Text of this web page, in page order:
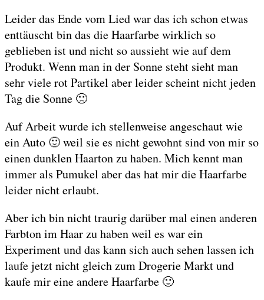
Leider das Ende vom Lied war das ich schon etwas
enttäuscht bin das die Haarfarbe wirklich so
geblieben ist und nicht so aussieht wie auf dem
Produkt. Wenn man in der Sonne steht sieht man
sehr viele rot Partikel aber leider scheint nicht jeden
Tag die Sonne 🙁
Auf Arbeit wurde ich stellenweise angeschaut wie
ein Auto 🙂 weil sie es nicht gewohnt sind von mir so
einen dunklen Haarton zu haben. Mich kennt man
immer als Pumukel aber das hat mir die Haarfarbe
leider nicht erlaubt.
Aber ich bin nicht traurig darüber mal einen anderen
Farbton im Haar zu haben weil es war ein
Experiment und das kann sich auch sehen lassen ich
laufe jetzt nicht gleich zum Drogerie Markt und
kaufe mir eine andere Haarfarbe 🙂